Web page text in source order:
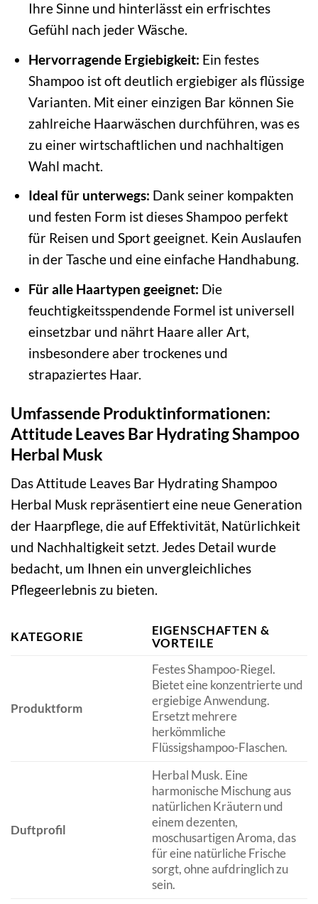
Ihre Sinne und hinterlässt ein erfrischtes
Gefühl nach jeder Wäsche.
Hervorragende Ergiebigkeit: Ein festes
Shampoo ist oft deutlich ergiebiger als flüssige
Varianten. Mit einer einzigen Bar können Sie
zahlreiche Haarwäschen durchführen, was es
zu einer wirtschaftlichen und nachhaltigen
Wahl macht.
Ideal für unterwegs: Dank seiner kompakten
und festen Form ist dieses Shampoo perfekt
für Reisen und Sport geeignet. Kein Auslaufen
in der Tasche und eine einfache Handhabung.
Für alle Haartypen geeignet: Die
feuchtigkeitsspendende Formel ist universell
einsetzbar und nährt Haare aller Art,
insbesondere aber trockenes und
strapaziertes Haar.
Umfassende Produktinformationen:
Attitude Leaves Bar Hydrating Shampoo
Herbal Musk
Das Attitude Leaves Bar Hydrating Shampoo
Herbal Musk repräsentiert eine neue Generation
der Haarpflege, die auf Effektivität, Natürlichkeit
und Nachhaltigkeit setzt. Jedes Detail wurde
bedacht, um Ihnen ein unvergleichliches
Pflegeerlebnis zu bieten.
KATEGORIE
EIGENSCHAFTEN &
VORTEILE
Produktform
Festes Shampoo-Riegel.
Bietet eine konzentrierte und
ergiebige Anwendung.
Ersetzt mehrere
herkömmliche
Flüssigshampoo-Flaschen.
Duftprofil
Herbal Musk. Eine
harmonische Mischung aus
natürlichen Kräutern und
einem dezenten,
moschusartigen Aroma, das
für eine natürliche Frische
sorgt, ohne aufdringlich zu
sein.